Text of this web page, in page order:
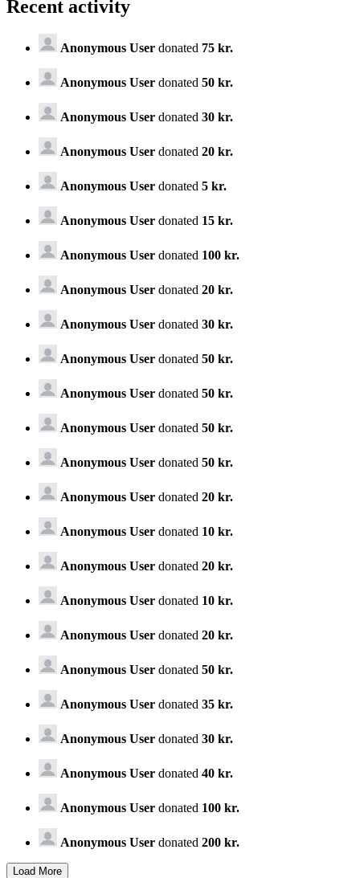
Recent activity
Anonymous User donated 75 kr.
Anonymous User donated 50 kr.
Anonymous User donated 30 kr.
Anonymous User donated 20 kr.
Anonymous User donated 5 kr.
Anonymous User donated 15 kr.
Anonymous User donated 100 kr.
Anonymous User donated 20 kr.
Anonymous User donated 30 kr.
Anonymous User donated 50 kr.
Anonymous User donated 50 kr.
Anonymous User donated 50 kr.
Anonymous User donated 50 kr.
Anonymous User donated 20 kr.
Anonymous User donated 10 kr.
Anonymous User donated 20 kr.
Anonymous User donated 10 kr.
Anonymous User donated 20 kr.
Anonymous User donated 50 kr.
Anonymous User donated 35 kr.
Anonymous User donated 30 kr.
Anonymous User donated 40 kr.
Anonymous User donated 100 kr.
Anonymous User donated 200 kr.